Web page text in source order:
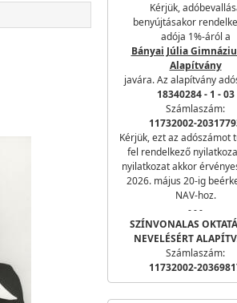
Kérjük,
benyújtásakor
adója 1%-áról a
Bányai Júlia
Alapítvány
javára. Az alapítvány
18340284 - 1 - 03
Számlaszám:
11732002-
Kérjük, ezt az adószámot
fel rendelkező
nyilatkozat akkor
2026. május 20-ig
NAV-hoz.
- - -
SZÍNVONALAS
NEVELÉSÉRT
Számlaszám:
11732002-